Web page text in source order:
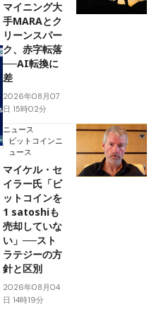
マイニング大
手MARAとク
リーンスパー
ク、赤字転落
──AI転換に
差
2026年08月07
日 15時02分
ニュース
ビットコインニ
ュース
マイケル・セ
イラー氏「ビ
ットコインを
1 satoshiも
売却していな
い」──スト
ラテジーの方
針と区別
2026年08月04
日 14時19分